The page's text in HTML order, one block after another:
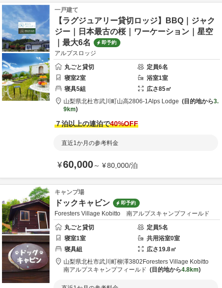
一戸建て
【ラグジュアリー貸切ロッジ】BBQ｜ジャク
ジー｜日本最古の桜｜ワーケーション｜星空
｜最大6名
即予約
アルプスロッジ
丸ごと貸切
定員6名
寝室2室 浴室1室
寝具5組 広さ85㎡
山梨県北杜市武川町山高2806-1Alps Lodge 目的地から3.
9km
７泊以上の連泊で40%OFF
直近1か月の参考料金
¥60,000～ ¥80,000/泊
キャンプ場
ドックキャビン 即予約
Foresters Village Kobitto 南アルプスキャンプフィールド
丸ごと貸切
定員5名
寝室1室 共用浴室0室
寝具組 広さ19.8㎡
山梨県北杜市武川町柳澤3802 Foresters Village Kobitto
南アルプスキャンプフィールド
目的地から4.8km